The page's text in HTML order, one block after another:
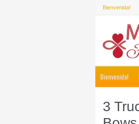
Bienvenida!
Bienvenida!
3